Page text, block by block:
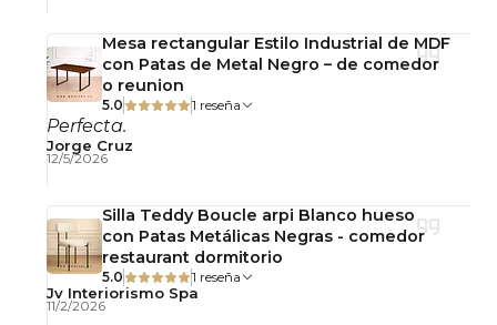
Beneficios del Producto
✔ Diseño compacto adaptable a espacios
pequeños
✔ Patas metálicas firmes y estables
✔ Disponible en dos terminaciones metálicas
✔ Fácil integración en ambientes
contemporáneos
Mesa rectangular Estilo Industrial de MDF
con Patas de Metal Negro – de comedor
o reunion
5.0 1 reseña
Perfecta.
Jorge Cruz
12/5/2026
Silla Teddy Boucle arpi Blanco hueso
con Patas Metálicas Negras - comedor
restaurant dormitorio
5.0 1 reseña
Jv Interiorismo Spa
11/2/2026